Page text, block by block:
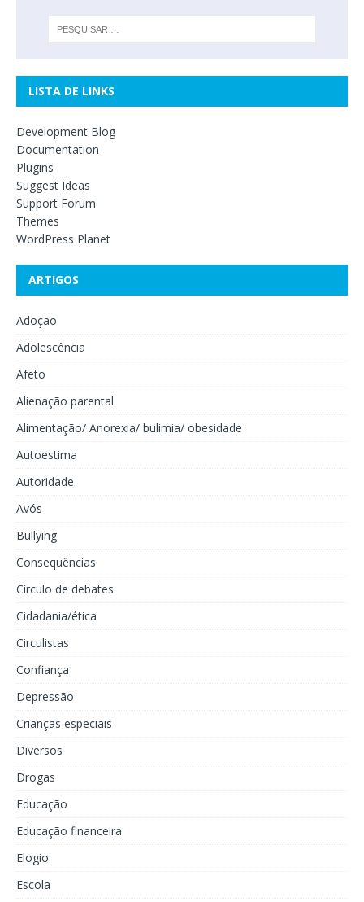
LISTA DE LINKS
Development Blog
Documentation
Plugins
Suggest Ideas
Support Forum
Themes
WordPress Planet
ARTIGOS
Adoção
Adolescência
Afeto
Alienação parental
Alimentação/ Anorexia/ bulimia/ obesidade
Autoestima
Autoridade
Avós
Bullying
Consequências
Círculo de debates
Cidadania/ética
Circulistas
Confiança
Depressão
Crianças especiais
Diversos
Drogas
Educação
Educação financeira
Elogio
Escola